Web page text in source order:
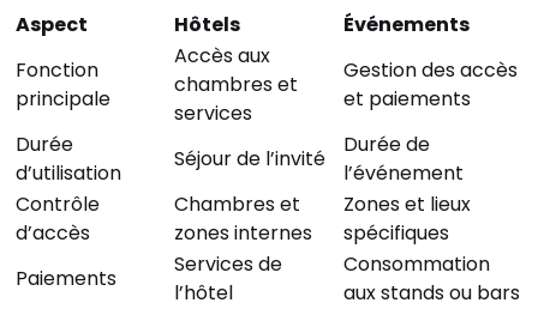
Aspect
Hôtels
Événements
Fonction
principale
Accès aux
chambres et
services
Gestion des accès
et paiements
Durée
d’utilisation
Séjour de l’invité
Durée de
l’événement
Contrôle
d’accès
Chambres et
zones internes
Zones et lieux
spécifiques
Paiements
Services de
l’hôtel
Consommation
aux stands ou bars